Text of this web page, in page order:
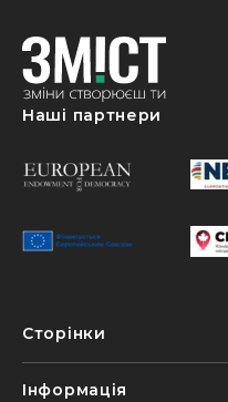
Наші партнери
Сторінки
Інформація